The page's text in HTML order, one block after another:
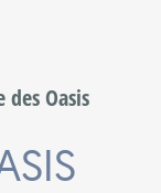
des Oasis